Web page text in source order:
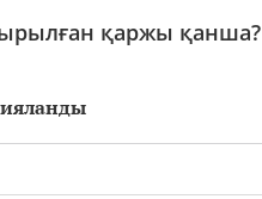
қаржы қанша?